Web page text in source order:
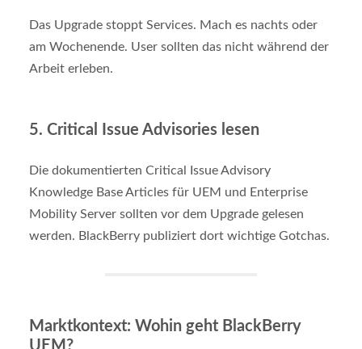
Das Upgrade stoppt Services. Mach es nachts oder
am Wochenende. User sollten das nicht während der
Arbeit erleben.
5. Critical Issue Advisories lesen
Die dokumentierten Critical Issue Advisory
Knowledge Base Articles für UEM und Enterprise
Mobility Server sollten vor dem Upgrade gelesen
werden. BlackBerry publiziert dort wichtige Gotchas.
Marktkontext: Wohin geht BlackBerry
UEM?